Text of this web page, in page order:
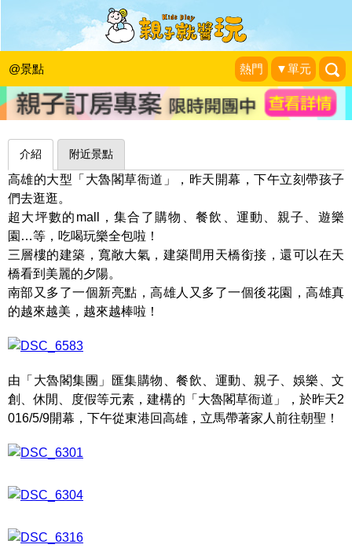
@景點 熱門 ▼單元
大人逛、小孩玩，超多選擇讓人眼花撩
亂～高雄大魯閣草衙道
可可的隨想世界|2016-05-09
介紹 附近景點
高雄的大型「大魯閣草衙道」，昨天開幕，下午立刻帶孩子
們去逛逛。
超大坪數的mall，集合了購物、餐飲、運動、親子、遊樂
園…等，吃喝玩樂全包啦！
三層樓的建築，寬敞大氣，建築間用天橋銜接，還可以在天
橋看到美麗的夕陽。
南部又多了一個新亮點，高雄人又多了一個後花園，高雄真
的越來越美，越來越棒啦！
由「大魯閣集團」匯集購物、餐飲、運動、親子、娛樂、文
創、休閒、度假等元素，建構的「大魯閣草衙道」，於昨天2
016/5/9開幕，下午從東港回高雄，立馬帶著家人前往朝聖！